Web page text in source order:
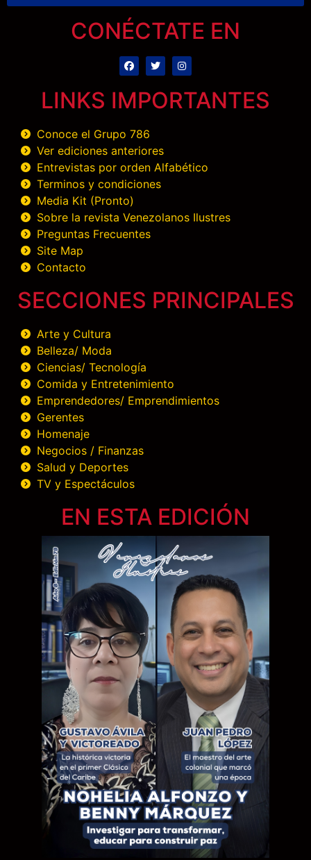
CONÉCTATE EN
LINKS IMPORTANTES
Conoce el Grupo 786
Ver ediciones anteriores
Entrevistas por orden Alfabético
Terminos y condiciones
Media Kit (Pronto)
Sobre la revista Venezolanos Ilustres
Preguntas Frecuentes
Site Map
Contacto
SECCIONES PRINCIPALES
Arte y Cultura
Belleza/ Moda
Ciencias/ Tecnología
Comida y Entretenimiento
Emprendedores/ Emprendimientos
Gerentes
Homenaje
Negocios / Finanzas
Salud y Deportes
TV y Espectáculos
EN ESTA EDICIÓN